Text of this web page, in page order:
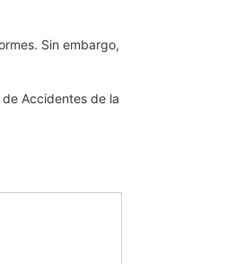
Sin embargo,
Accidentes de la